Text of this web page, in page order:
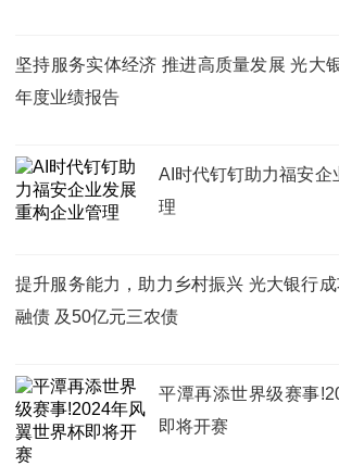
坚持服务实体经济 推进高质量发展 光大
年度业绩报告
AI时代钉钉助力福安企
理
提升服务能力，助力乡村振兴 光大银行
融债 及50亿元三农债
平潭再添世界级赛事
即将开赛